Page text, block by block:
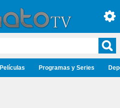
Películas Programas y Series